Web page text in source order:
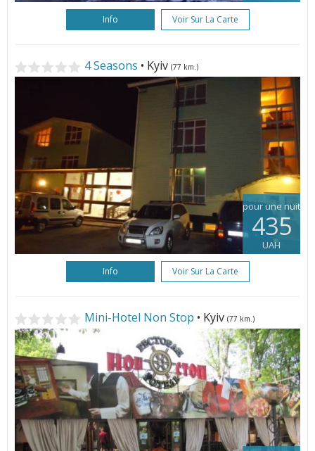
Info Voir Sur La Carte
4 Seasons • Kyiv (77 km.)
pour une nuit
435
UAH
Info Voir Sur La Carte
Mini-Hotel Non Stop • Kyiv (77 km.)